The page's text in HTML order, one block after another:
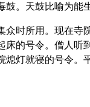
。天鼓比喻为能
时所用。现在寺
的号令。僧人听
灯就寝的号令。